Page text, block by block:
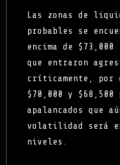
Las zonas de
probables se
encima de
que entraron
críticamente, por
$70,000 y
apalancados que
volatilidad será
niveles.